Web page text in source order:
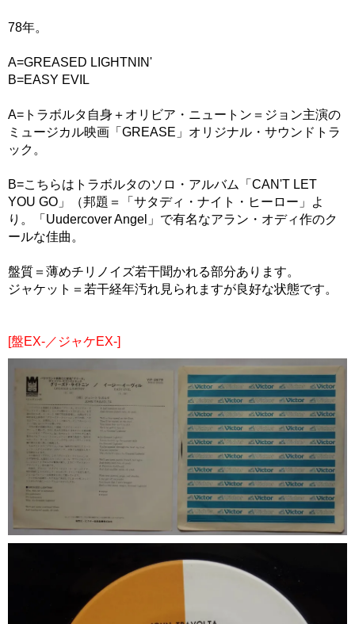
78年。
A=GREASED LIGHTNIN'
B=EASY EVIL
A=トラボルタ自身＋オリビア・ニュートン＝ジョン主演の
ミュージカル映画「GREASE」オリジナル・サウンドトラ
ック。
B=こちらはトラボルタのソロ・アルバム「CAN'T LET
YOU GO」（邦題＝「サタディ・ナイト・ヒーロー」よ
り。「Uudercover Angel」で有名なアラン・オディ作のク
ールな佳曲。
盤質＝薄めチリノイズ若干聞かれる部分あります。
ジャケット＝若干経年汚れ見られますが良好な状態です。
[盤EX-／ジャケEX-]